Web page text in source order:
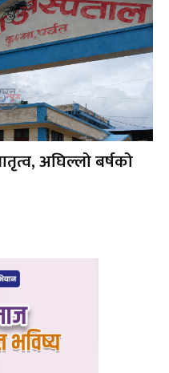
अघिल्लो बर्षको